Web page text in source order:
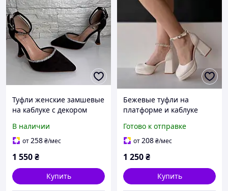
Туфли женские замшевые
на каблуке с декором
В наличии
от258₴/мес
1 550₴
Купить
Бежевые туфли на
платформе и каблуке
Готово к отправке
от208₴/мес
1 250₴
Купить